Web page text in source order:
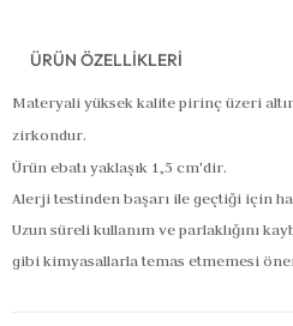
ÜRÜN ÖZELLIKLERI
Materyali yüksek kalite pirinç üzeri
zirkondur.
Ürün ebatı yaklaşık 1,5 cm'dir.
Alerji testinden başarı ile geçtiği için
Uzun süreli kullanım ve parlaklığını
gibi kimyasallarla temas etmemesi